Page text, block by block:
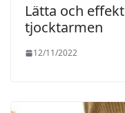
Lätta och
tjocktarmen
12/11/2022